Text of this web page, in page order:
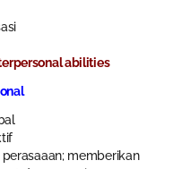
abilities
memberikan